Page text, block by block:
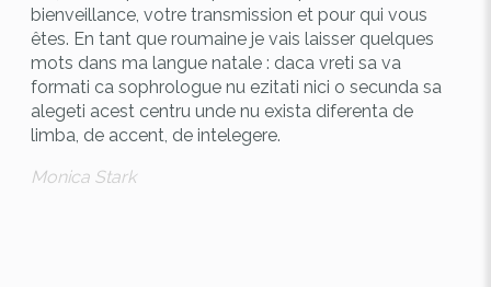
bienveillance, votre transmission et pour qui vous
êtes. En tant que roumaine je vais laisser quelques
mots dans ma langue natale : daca vreti sa va
formati ca sophrologue nu ezitati nici o secunda sa
alegeti acest centru unde nu exista diferenta de
limba, de accent, de intelegere.
Monica Stark